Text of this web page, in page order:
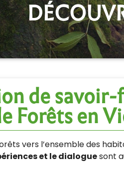
de
Forêts en
vers l’ensemble des
et le dialoguesont